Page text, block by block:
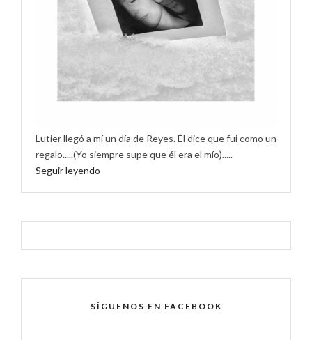
Lutier llegó a mí un día de Reyes. Él dice que fui como un
regalo.....(Yo siempre supe que él era el mío).....
Seguir leyendo
SÍGUENOS EN FACEBOOK